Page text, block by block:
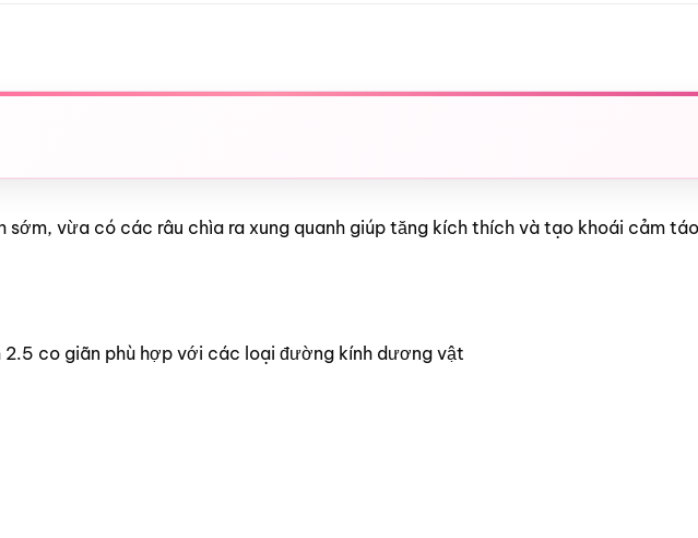
vừa có các râu chìa ra xung quanh giúp tăng kích thích và tạo khoái cảm
2.5 co giãn phù hợp với các loại đường kính dương vật